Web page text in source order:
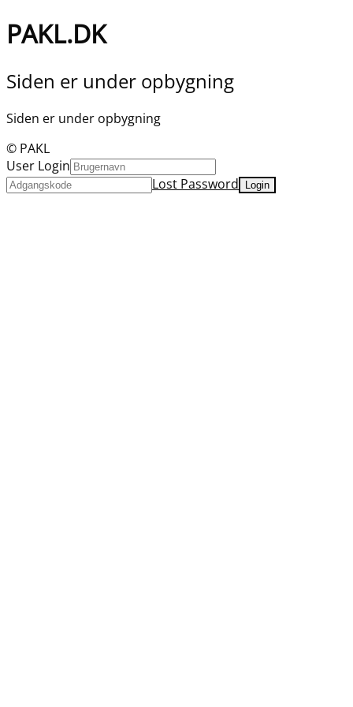
PAKL.DK
Siden er under opbygning
Siden er under opbygning
© PAKL
User Login
Lost Password